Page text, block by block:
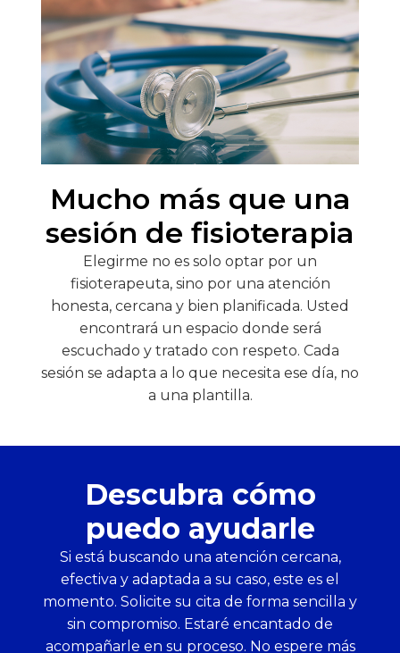
Mucho más que una
sesión de fisioterapia
Elegirme no es solo optar por un
fisioterapeuta, sino por una atención
honesta, cercana y bien planificada. Usted
encontrará un espacio donde será
escuchado y tratado con respeto. Cada
sesión se adapta a lo que necesita ese día, no
a una plantilla.
Descubra cómo
puedo ayudarle
Si está buscando una atención cercana,
efectiva y adaptada a su caso, este es el
momento. Solicite su cita de forma sencilla y
sin compromiso. Estaré encantado de
acompañarle en su proceso. No espere más